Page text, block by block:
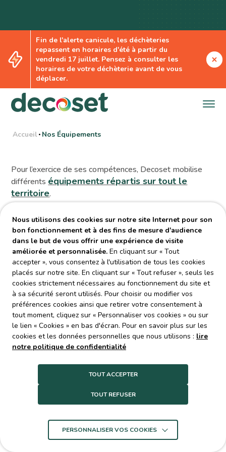
Fin de l'alerte canicule, les déchèteries
repassent en horaires d'été à partir du
vendredi 17 juillet. Pensez à consulter les
horaires de votre déchèterie avant de vous
déplacer.
Nos Équipements
Accueil • Nos Équipements
Pour l’exercice de ses compétences, Decoset mobilise
différents équipements répartis sur tout le
territoire.
Déchèteries
Cliquez ici pour vous rendre surnotre page dédiée
aux déchèteries.
Centres de tri
Decoset assure le tri des déchets recyclables (bacs
jaunes) collectés par les EPCI adhérents.
Pour remplir cette mission, il dispose de deux centres de
tri, l’un à Toulouse qu’il gère en régie directe avec ses
propres agents et l’autre à Bessières géré par un
prestataire (Econotre jusqu’au 31 décembre 2024 puis
Paprec).
Un centre de tri plus moderne et plus grand (l’un des plus
grands de France) est en cours de construction à
semestre 2025. Ce centre de tri sera exploité par la
société Paprec pour une durée de 4 ans dans le cadre
Nous utilisons des cookies sur notre site Internet pour son
bon fonctionnement et à des fins de mesure d'audience
dans le but de vous offrir une expérience de visite
améliorée et personnalisée. En cliquant sur « Tout
accepter », vous consentez à l'utilisation de tous les cookies
placés sur notre site. En cliquant sur « Tout refuser », seuls les
cookies strictement nécessaires au fonctionnement du site et
à sa sécurité seront utilisés. Pour choisir ou modifier vos
préférences cookies ainsi que retirer votre consentement à
tout moment, cliquez sur « Personnaliser vos cookies » ou sur
le lien « Cookies » en bas d'écran. Pour en savoir plus sur les
cookies et les données personnelles que nous utilisons : lire
notre politique de confidentialité
TOUT ACCEPTER
TOUT REFUSER
PERSONNALISER VOS COOKIES